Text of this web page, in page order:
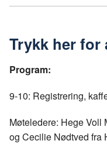
Trykk her for
Program:
9-10: Registrering,
Møteledere: Hege Voll
og Cecilie Nødtved fra